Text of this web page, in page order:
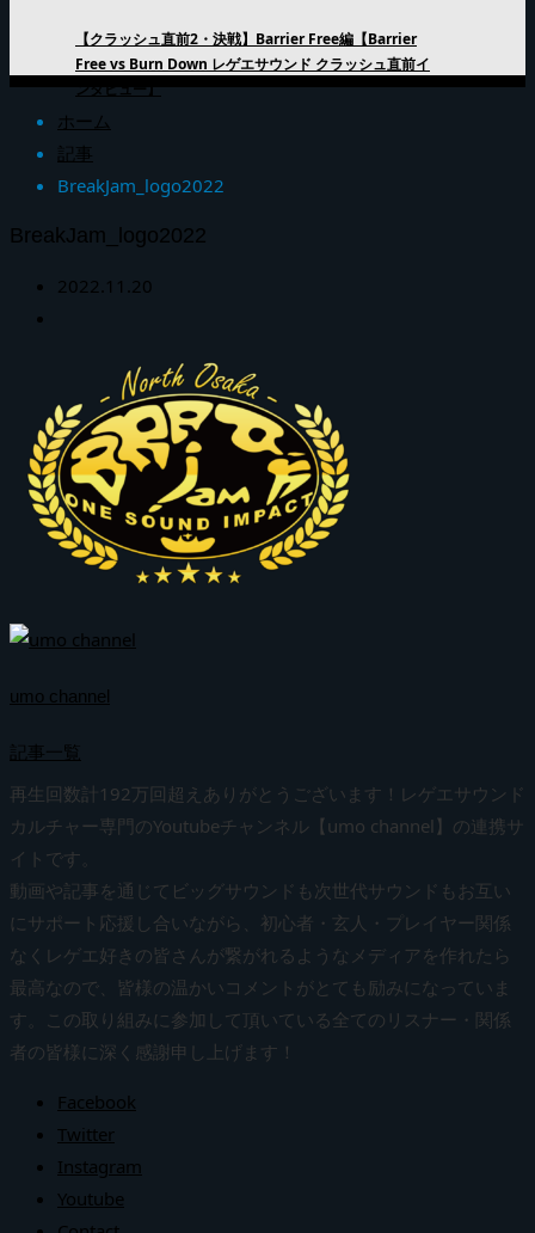
【クラッシュ直前2・決戦】Barrier Free編【Barrier
Free vs Burn Down レゲエサウンド クラッシュ直前イ
ンタビュー】
ホーム
記事
BreakJam_logo2022
BreakJam_logo2022
2022.11.20
umo channel
記事一覧
再生回数計192万回超えありがとうございます！レゲエサウンド
カルチャー専門のYoutubeチャンネル【umo channel】の連携サ
イトです。
動画や記事を通じてビッグサウンドも次世代サウンドもお互い
にサポート応援し合いながら、初心者・玄人・プレイヤー関係
なくレゲエ好きの皆さんが繋がれるようなメディアを作れたら
最高なので、皆様の温かいコメントがとても励みになっていま
す。この取り組みに参加して頂いている全てのリスナー・関係
者の皆様に深く感謝申し上げます！
Facebook
Twitter
Instagram
Youtube